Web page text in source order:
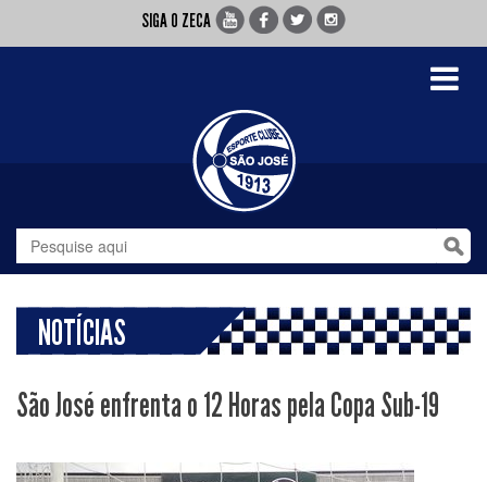
SIGA O ZECA
Toggle
NOTÍCIAS
São José enfrenta o 12 Horas pela Copa Sub-19